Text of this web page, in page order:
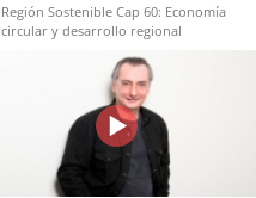
Región Sostenible Cap 60: Economía
circular y desarrollo regional